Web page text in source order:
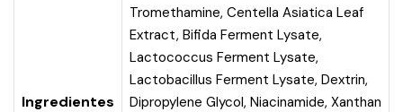
Ingredientes
Tromethamine, Centella Asiatica Leaf
Extract, Bifida Ferment Lysate,
Lactococcus Ferment Lysate,
Lactobacillus Ferment Lysate, Dextrin,
Dipropylene Glycol, Niacinamide, Xanthan